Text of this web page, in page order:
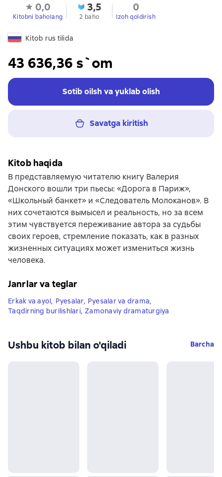
0,0
Kitobni baholang
3,5
2 baho
0
Izoh qoldirish
Kitob rus tilida
43 636,36 s`om
Sotib oilsh va yuklab olish
Savatga kiritish
Kitob haqida
В представляемую читателю книгу Валерия
Донского вошли три пьесы: «Дорога в Париж»,
«Школьный банкет» и «Следователь Молоканов». В
них сочетаются вымысел и реальность, но за всем
этим чувствуется переживание автора за судьбы
своих героев, стремление показать, как в разных
жизненных ситуациях может измениться жизнь
человека.
Janrlar va teglar
Erkak va ayol, Pyesalar, Pyesalar va drama,
Taqdirning burilishlari, Zamonaviy dramaturgiya
Ushbu kitob bilan o'qiladi Barcha